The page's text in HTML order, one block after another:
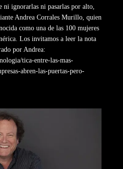
ni ignorarlas ni pasarlas por alto,
Andrea Corrales Murillo, quien
como una de las 100 mujeres
Los invitamos a leer la nota
por Andrea:
tica-entre-las-mas-
abren-las-puertas-pero-